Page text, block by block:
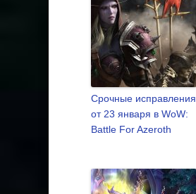
Срочные исправления
от 23 января в WoW:
Battle For Azeroth